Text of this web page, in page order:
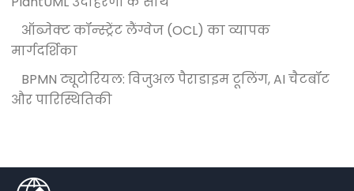
ऑब्जेक्ट कॉन्स्ट्रेंट लैंग्वेज (OCL) का व्यापक
मार्गदर्शिका
BPMN ट्यूटोरियल: विजुअल पैराडाइम टूलिंग, AI चैटबॉट
और पारिस्थितिकी